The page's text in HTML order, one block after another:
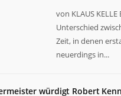
von KLAUS
Unterschied
Zeit, in denen
neuerdings in...
würdigt Robert